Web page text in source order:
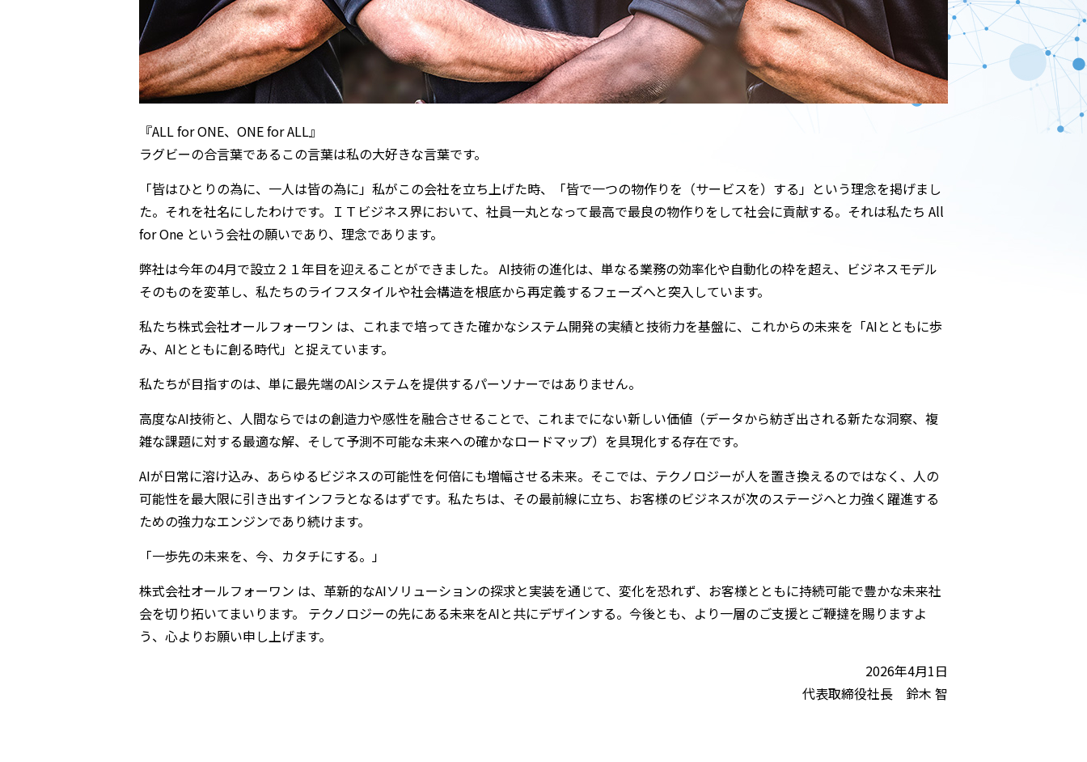
『ALL for ONE、ONE for ALL』
ラグビーの合言葉であるこの言葉は私の大好きな言葉です。
「皆はひとりの為に、一人は皆の為に」私がこの会社を立ち上げた時、「皆で一つの物作りを（サービスを）する」という理念を掲げまし
た。それを社名にしたわけです。ＩＴビジネス界において、社員一丸となって最高で最良の物作りをして社会に貢献する。それは私たち All
for One という会社の願いであり、理念であります。
弊社は今年の4月で設立２１年目を迎えることができました。 AI技術の進化は、単なる業務の効率化や自動化の枠を超え、ビジネスモデル
そのものを変革し、私たちのライフスタイルや社会構造を根底から再定義するフェーズへと突入しています。
私たち株式会社オールフォーワン は、これまで培ってきた確かなシステム開発の実績と技術力を基盤に、これからの未来を「AIとともに歩
み、AIとともに創る時代」と捉えています。
私たちが目指すのは、単に最先端のAIシステムを提供するパーソナーではありません。
高度なAI技術と、人間ならではの創造力や感性を融合させることで、これまでにない新しい価値（データから紡ぎ出される新たな洞察、複
雑な課題に対する最適な解、そして予測不可能な未来への確かなロードマップ）を具現化する存在です。
AIが日常に溶け込み、あらゆるビジネスの可能性を何倍にも増幅させる未来。そこでは、テクノロジーが人を置き換えるのではなく、人の
可能性を最大限に引き出すインフラとなるはずです。私たちは、その最前線に立ち、お客様のビジネスが次のステージへと力強く躍進する
ための強力なエンジンであり続けます。
「一歩先の未来を、今、カタチにする。」
株式会社オールフォーワン は、革新的なAIソリューションの探求と実装を通じて、変化を恐れず、お客様とともに持続可能で豊かな未来社
会を切り拓いてまいります。 テクノロジーの先にある未来をAIと共にデザインする。今後とも、より一層のご支援とご鞭撻を賜りますよ
う、心よりお願い申し上げます。
2026年4月1日
代表取締役社長 鈴木 智